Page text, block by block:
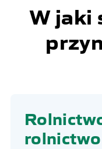
W jaki